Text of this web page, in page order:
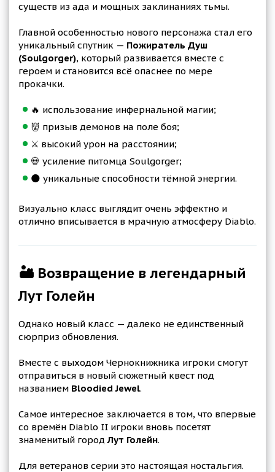
существ из ада и мощных заклинаниях тьмы.
Главной особенностью нового персонажа стал его
уникальный спутник — Пожиратель Душ
(Soulgorger), который развивается вместе с
героем и становится всё опаснее по мере
прокачки.
🔥 использование инфернальной магии;
👹 призыв демонов на поле боя;
⚔️ высокий урон на расстоянии;
💀 усиление питомца Soulgorger;
🌑 уникальные способности тёмной энергии.
Визуально класс выглядит очень эффектно и
отлично вписывается в мрачную атмосферу Diablo.
🏜️ Возвращение в легендарный
Лут Голейн
Однако новый класс — далеко не единственный
сюрприз обновления.
Вместе с выходом Чернокнижника игроки смогут
отправиться в новый сюжетный квест под
названием Bloodied Jewel.
Самое интересное заключается в том, что впервые
со времён Diablo II игроки вновь посетят
знаменитый городЛут Голейн.
Для ветеранов серии это настоящая ностальгия.